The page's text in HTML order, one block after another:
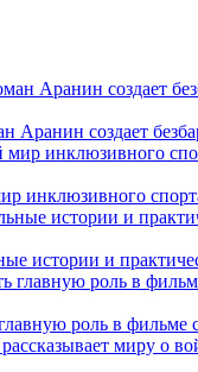
создает
инклюзивного
истории и
роль в